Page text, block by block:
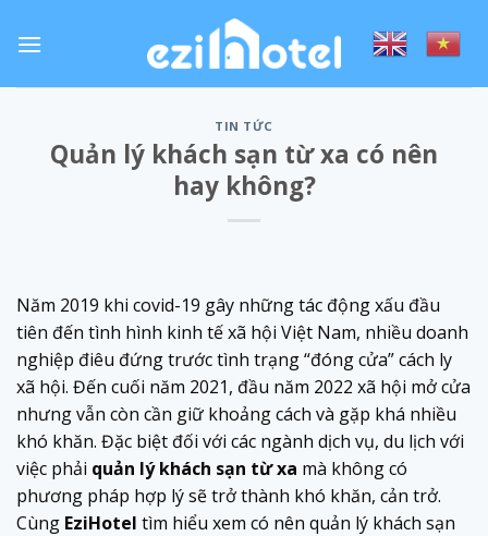
TIN TỨC
Quản lý khách sạn từ xa có nên
hay không?
Năm 2019 khi covid-19 gây những tác động xấu đầu
tiên đến tình hình kinh tế xã hội Việt Nam, nhiều doanh
nghiệp điêu đứng trước tình trạng “đóng cửa” cách ly
xã hội. Đến cuối năm 2021, đầu năm 2022 xã hội mở cửa
nhưng vẫn còn cần giữ khoảng cách và gặp khá nhiều
khó khăn. Đặc biệt đối với các ngành dịch vụ, du lịch với
việc phải quản lý khách sạn từ xa mà không có
phương pháp hợp lý sẽ trở thành khó khăn, cản trở.
Cùng EziHotel tìm hiểu xem có nên quản lý khách sạn